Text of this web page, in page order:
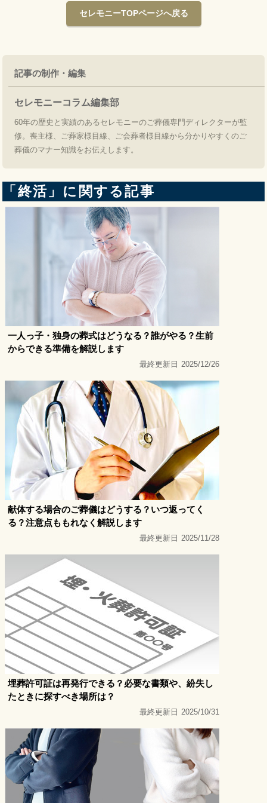
セレモニーTOPページへ戻る
記事の制作・編集
セレモニーコラム編集部
60年の歴史と実績のあるセレモニーのご葬儀専門ディレクターが監
修。喪主様、ご葬家様目線、ご会葬者様目線から分かりやすくのご
葬儀のマナー知識をお伝えします。
「終活」に関する記事
一人っ子・独身の葬式はどうなる？誰がやる？生前
からできる準備を解説します
最終更新日 2025/12/26
献体する場合のご葬儀はどうする？いつ返ってく
る？注意点ももれなく解説します
最終更新日 2025/11/28
埋葬許可証は再発行できる？必要な書類や、紛失し
たときに探すべき場所は？
最終更新日 2025/10/31